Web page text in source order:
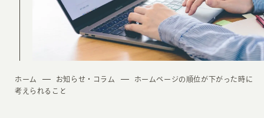
ホーム お知らせ・コラム
ホームページの順位が下がった時に
考えられること